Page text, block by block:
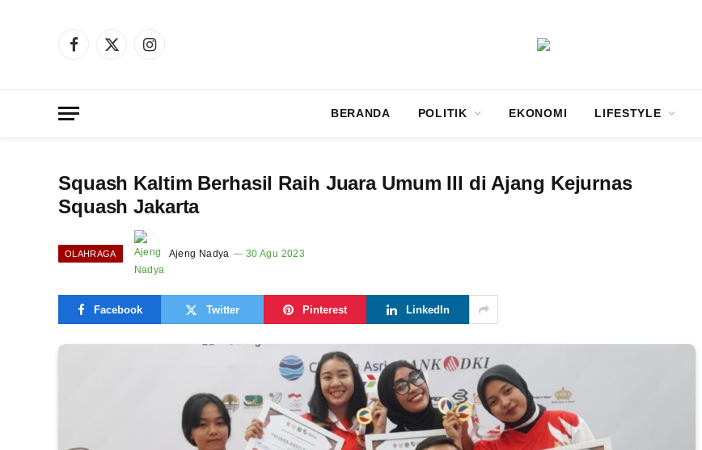
Facebook
X
Instagram
BERANDA POLITIK EKONOMI LIFESTYLE
Squash Kaltim Berhasil Raih Juara Umum III di Ajang Kejurnas
Squash Jakarta
OLAHRAGA Ajeng Nadya 30 Agu 2023
Facebook Twitter Pinterest LinkedIn